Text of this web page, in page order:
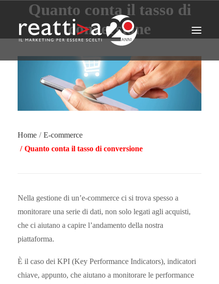
CHI SIAMO
AREE
METODO
CHI CI HA SCELTO
STRATEGIE
AZIONI PRATICHE
Quanto conta il tasso di
conversione
Home
E-commerce
Quanto conta il tasso di conversione
Nella gestione di un’e-commerce ci si trova spesso a
monitorare una serie di dati, non solo legati agli acquisti,
che ci aiutano a capire l’andamento della nostra
piattaforma.
È il caso dei KPI (Key Performance Indicators), indicatori
chiave, appunto, che aiutano a monitorare le performance